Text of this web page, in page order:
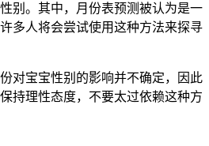
别。其中，月份表预测被认为是一
多人将会尝试使用这种方法来探寻
对宝宝性别的影响并不确定，因此
持理性态度，不要太过依赖这种方